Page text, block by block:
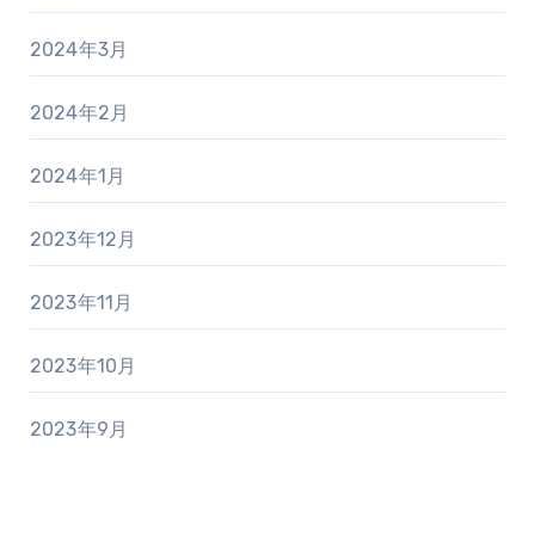
2024年3月
2024年2月
2024年1月
2023年12月
2023年11月
2023年10月
2023年9月